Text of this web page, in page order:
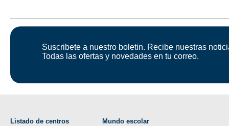
Suscribete a nuestro boletin. Recibe nuestras
Todas las ofertas y novedades en tu correo.
Listado de centros Mundo escolar